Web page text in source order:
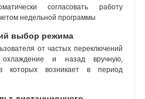
согласовать работу
недельной программы
выбор режима
от частых переключений
и назад вручную,
которых возникает в период